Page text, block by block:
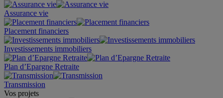
Assurance vie
Placement financiers
Investissements immobiliers
Plan d’Epargne Retraite
Transmission
Vos projets